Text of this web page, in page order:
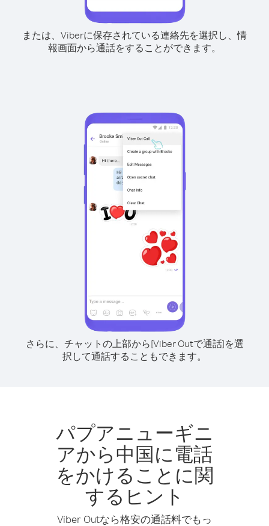
または、Viberに保存されている連絡先を選択し、情
報画面から通話をすることができます。
さらに、チャットの上部から[Viber Outで通話]を選
択して通話することもできます。
パプアニューギニ
アから中国に電話
をかけることに関
するヒント
Viber Outなら格安の通話料でもっ